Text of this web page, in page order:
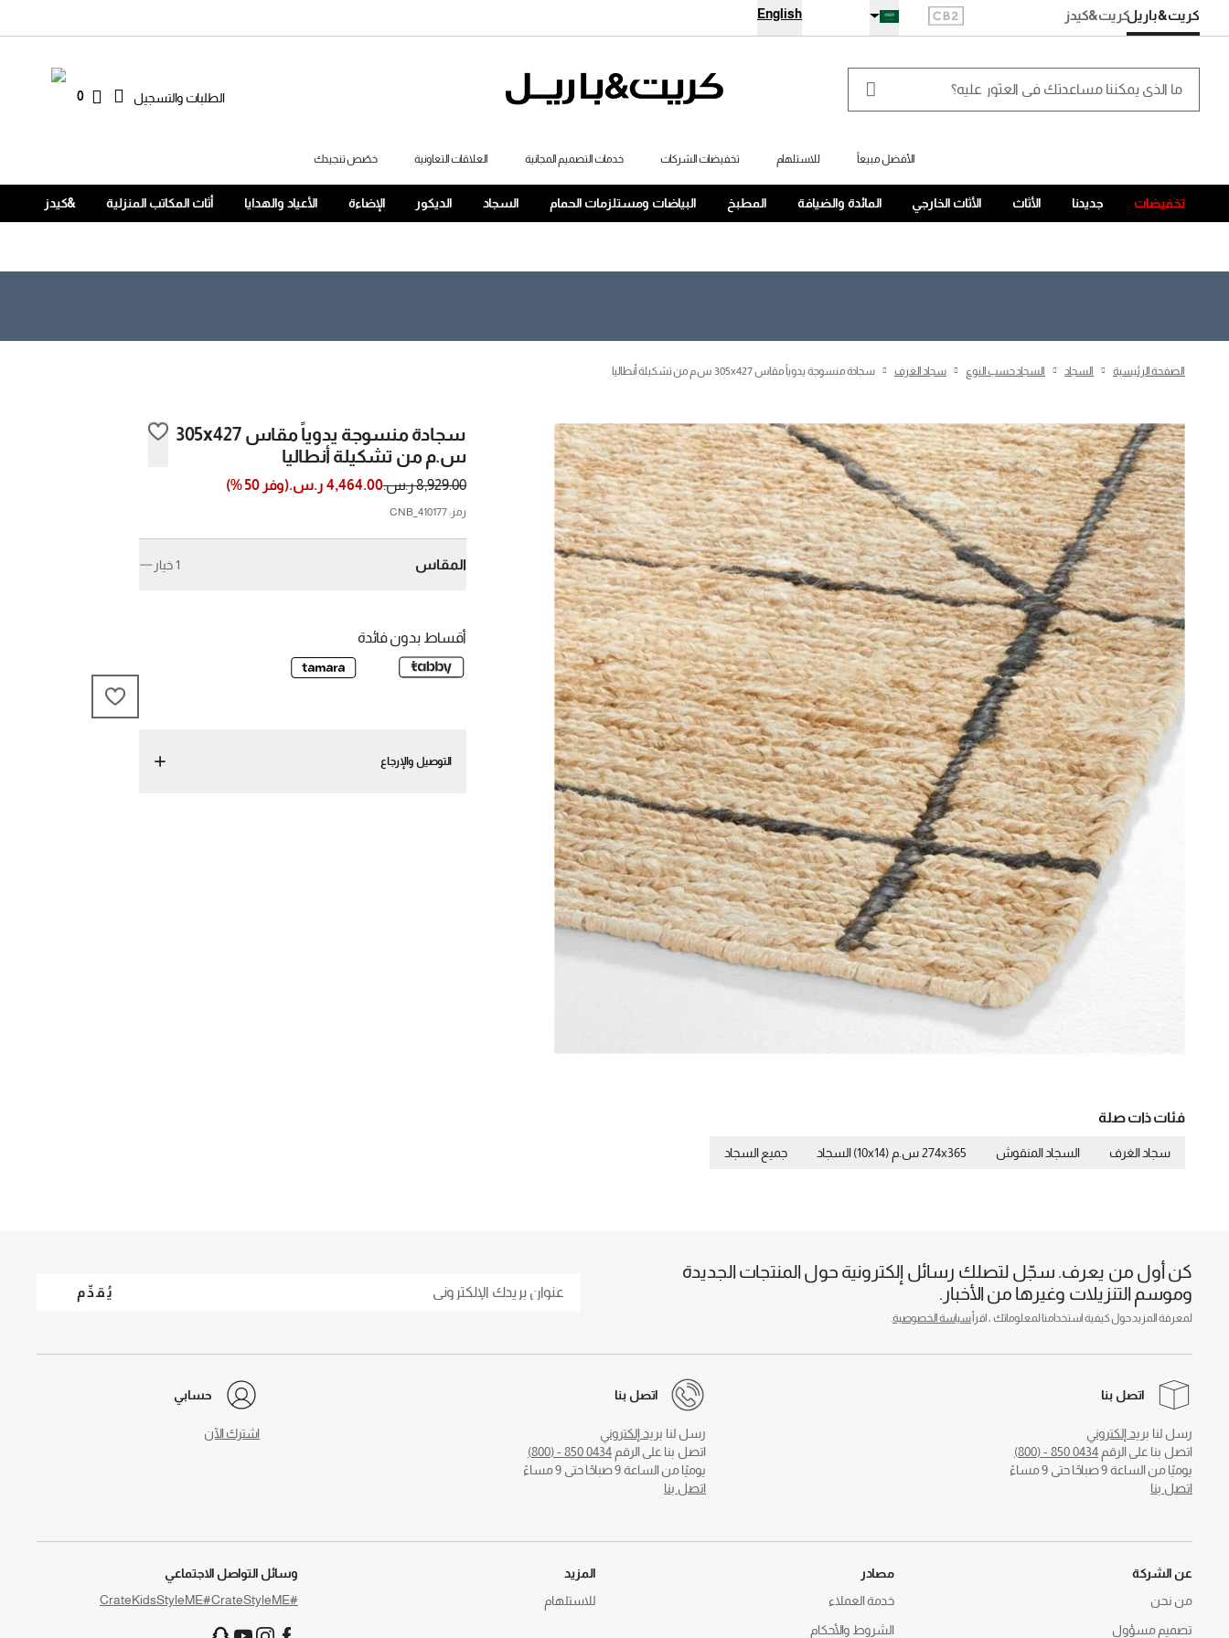
English
الطلبات والتسجيل 0
الأفضل مبيعاً للاستلهام تخفيضات الشركات خدمات التصميم المجانية العلاقات التعاونية خصّص تنجيدك
كريت&باريلكريت&كيدز
تخفيضات جديدنا الأثاث الأثاث الخارجي المائدة والضيافة المطبخ البياضات ومستلزمات الحمام السجاد الديكور الإضاءة الأعياد والهدايا أثاث المكاتب المنزلية &كيدز
الصفحة الرئيسية السجاد السجاد حسب النوع سجاد الغرف سجادة منسوجة يدوياً مقاس 305x427 س.م من تشكيلة أنطاليا
سجادة منسوجة يدوياً مقاس 305x427
س.م من تشكيلة أنطاليا
8,929.00 ر.س. 4,464.00 ر.س. (وفر 50
%)
رمز:
410177_CNB
المقاس 1 خيار
أقساط بدون فائدة
التوصيل والإرجاع
فئات ذات صلة
سجاد الغرف السجاد المنقوش 274x365 س.م (10x14) السجاد جميع السجاد
كن أول من يعرف. سجّل لتصلك رسائل إلكترونية حول المنتجات الجديدة
وموسم التنزيلات وغيرها من الأخبار.
لمعرفة المزيد حول كيفية استخدامنا لمعلوماتك ، اقرأسياسة الخصوصية.
يُقدِّم
اتصل بنا
رسل لنا بريد إلكتروني
اتصل بنا على الرقم 0434 850 - (800)
يوميًا من الساعة 9 صباحًا حتى 9 مساءً
اتصل بنا
اتصل بنا
رسل لنا بريد إلكتروني
اتصل بنا على الرقم 0434 850 - (800)
يوميًا من الساعة 9 صباحًا حتى 9 مساءً
اتصل بنا
حسابي
اشترك الآن
عن الشركة
من نحن
تصميم مسؤول
مصادر
خدمة العملاء
الشروط والأحكام
المزيد
للاستلهام
وسائل التواصل الاجتماعي
#CrateStyleME
#CrateKidsStyleME